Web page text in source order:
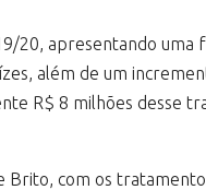
20, apresentando uma
além de um
R$ 8 milhões desse
com os